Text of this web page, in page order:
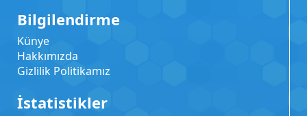
Bilgilendirme
Künye
Hakkımızda
Gizlilik Politikamız
İstatistikler